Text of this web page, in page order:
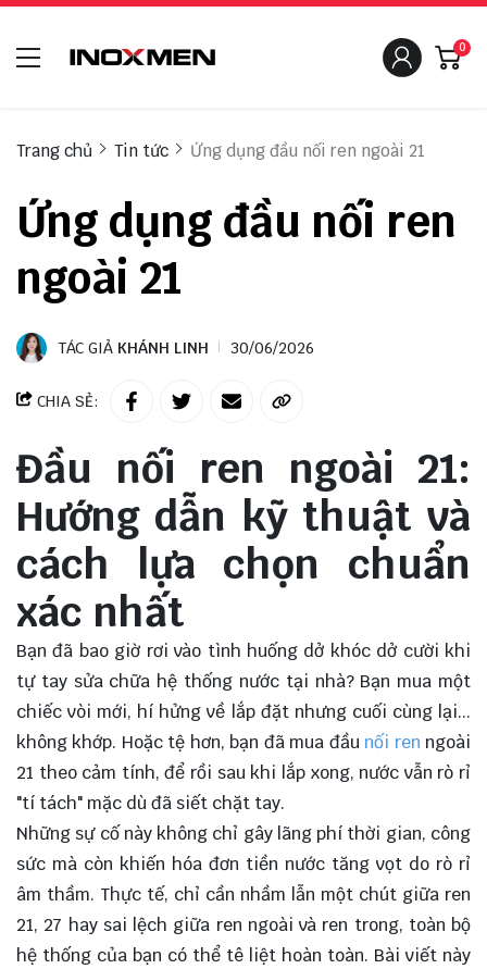
0
Trang chủ Tin tức Ứng dụng đầu nối ren ngoài 21
Ứng dụng đầu nối ren
ngoài 21
TÁC GIẢ KHÁNH LINH 30/06/2026
CHIA SẺ:
Đầu nối ren ngoài 21:
Hướng dẫn kỹ thuật và
cách lựa chọn chuẩn
xác nhất
Bạn đã bao giờ rơi vào tình huống dở khóc dở cười khi
tự tay sửa chữa hệ thống nước tại nhà? Bạn mua một
chiếc vòi mới, hí hửng về lắp đặt nhưng cuối cùng lại...
không khớp. Hoặc tệ hơn, bạn đã mua đầu nối ren ngoài
21 theo cảm tính, để rồi sau khi lắp xong, nước vẫn rò rỉ
"tí tách" mặc dù đã siết chặt tay.
Những sự cố này không chỉ gây lãng phí thời gian, công
sức mà còn khiến hóa đơn tiền nước tăng vọt do rò rỉ
âm thầm. Thực tế, chỉ cần nhầm lẫn một chút giữa ren
21, 27 hay sai lệch giữa ren ngoài và ren trong, toàn bộ
hệ thống của bạn có thể tê liệt hoàn toàn. Bài viết này